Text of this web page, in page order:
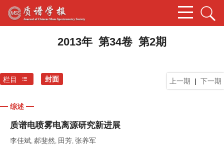
2013年 第34卷 第2期
上一期 | 下一期
栏目 封面
综述
质谱电喷雾电离源研究新进展
李佳斌, 郝斐然, 田芳, 张养军